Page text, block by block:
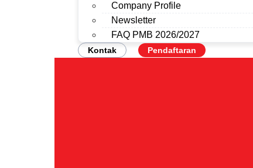
Company Profile
Newsletter
FAQ PMB 2026/2027
Kontak Pendaftaran